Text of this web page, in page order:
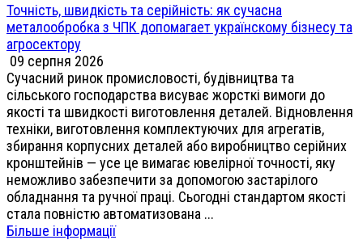
Точність, швидкість та серійність: як сучасна
металообробка з ЧПК допомагает українскому бізнесу та
агросектору
09 серпня 2026
Сучасний ринок промисловості, будівництва та
сільського господарства висуває жорсткі вимоги до
якості та швидкості виготовлення деталей. Відновлення
техніки, виготовлення комплектуючих для агрегатів,
збирання корпусних деталей або виробництво серійних
кронштейнів — усе це вимагає ювелірної точності, яку
неможливо забезпечити за допомогою застарілого
обладнання та ручної праці. Сьогодні стандартом якості
стала повністю автоматизована ...
Більше інформації